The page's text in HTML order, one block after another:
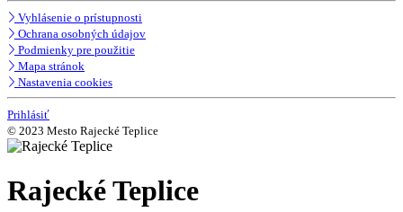
Vyhlásenie o prístupnosti
Ochrana osobných údajov
Podmienky pre použitie
Mapa stránok
Nastavenia cookies
Prihlásiť
© 2023 Mesto Rajecké Teplice
Rajecké Teplice